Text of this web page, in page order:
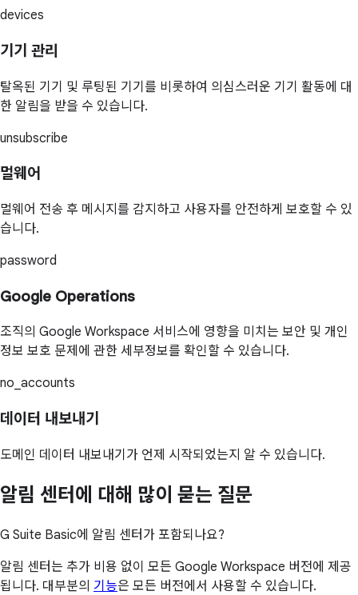
devices
기기 관리
탈옥된 기기 및 루팅된 기기를 비롯하여 의심스러운 기기 활동에 대
한 알림을 받을 수 있습니다.
unsubscribe
멀웨어
멀웨어 전송 후 메시지를 감지하고 사용자를 안전하게 보호할 수 있
습니다.
password
Google Operations
조직의 Google Workspace 서비스에 영향을 미치는 보안 및 개인
정보 보호 문제에 관한 세부정보를 확인할 수 있습니다.
no_accounts
데이터 내보내기
도메인 데이터 내보내기가 언제 시작되었는지 알 수 있습니다.
알림 센터에 대해 많이 묻는 질문
G Suite Basic에 알림 센터가 포함되나요?
알림 센터는 추가 비용 없이 모든 Google Workspace 버전에 제공
됩니다. 대부분의 기능은 모든 버전에서 사용할 수 있습니다.